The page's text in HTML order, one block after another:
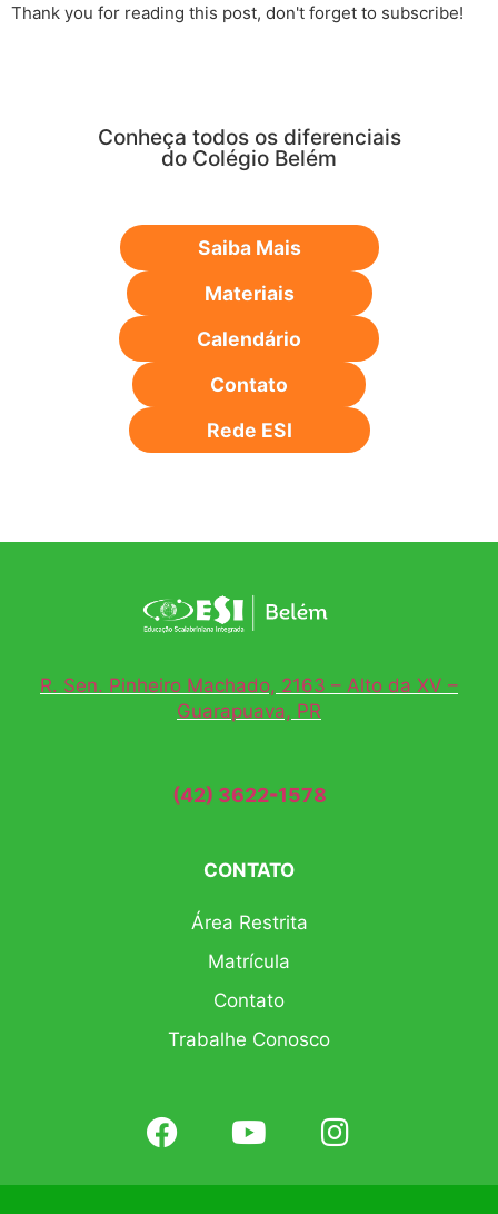
Thank you for reading this post, don't forget to subscribe!
Conheça todos os diferenciais
do Colégio Belém
Saiba Mais
Materiais
Calendário
Contato
Rede ESI
R. Sen. Pinheiro Machado, 2163 – Alto da XV –
Guarapuava, PR
(42) 3622-1578
CONTATO
Área Restrita
Matrícula
Contato
Trabalhe Conosco